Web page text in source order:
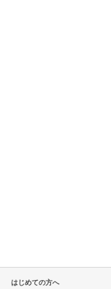
はじめての方へ